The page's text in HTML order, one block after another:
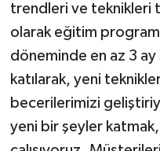
trendleri ve teknikleri
olarak eğitim
döneminde en az 3
katılarak, yeni
becerilerimizi
yeni bir şeyler